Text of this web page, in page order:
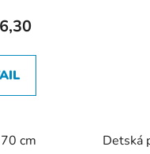
Plachta 140x200 cm
cm Detská